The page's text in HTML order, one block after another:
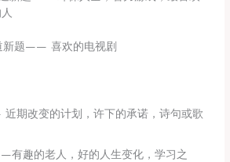
新题—— 喜欢的电视剧
期改变的计划，许下的承诺，诗句或歌
有趣的老人，好的人生变化，学习之